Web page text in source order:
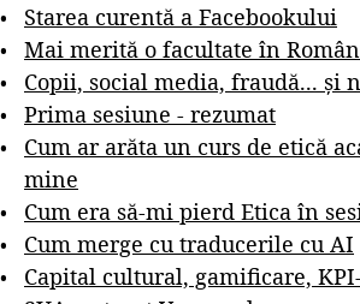
Starea curentă a Facebookului
Mai merită o facultate în
Copii, social media, fraudă... și
Prima sesiune - rezumat
Cum ar arăta un curs de etică
mine
Cum era să-mi pierd Etica în
Cum merge cu traducerile cu AI
Capital cultural, gamificare,